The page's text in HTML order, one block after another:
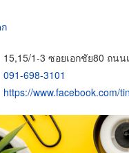
15,15/1-3 ซอยเอกชัย80 ถน
091-698-3101
https://www.facebook.com/